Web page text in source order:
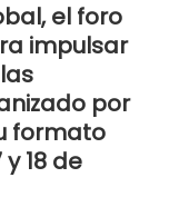
el foro
impulsar
por
formato
18 de